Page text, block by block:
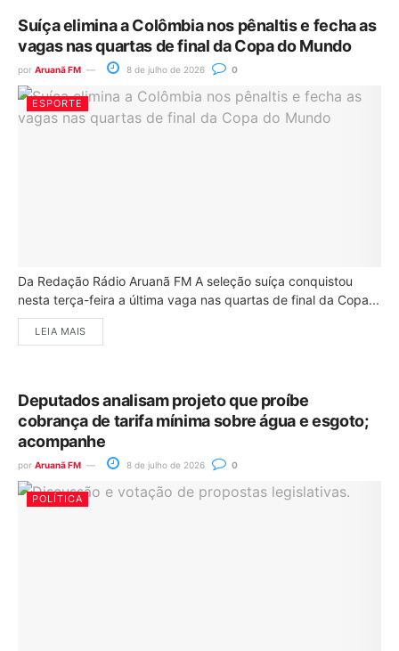
Suíça elimina a Colômbia nos pênaltis e fecha as
vagas nas quartas de final da Copa do Mundo
por Aruanã FM 8 de julho de 2026 0
ESPORTE
Da Redação Rádio Aruanã FM A seleção suíça conquistou
nesta terça-feira a última vaga nas quartas de final da Copa...
LEIA MAIS
Deputados analisam projeto que proíbe
cobrança de tarifa mínima sobre água e esgoto;
acompanhe
por Aruanã FM 8 de julho de 2026 0
POLÍTICA